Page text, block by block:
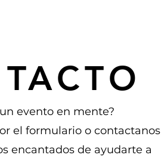
evento en mente?
el formulario o
encantados de ayudarte a